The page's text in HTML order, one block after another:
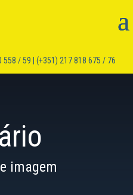
558 / 59 | (+351) 217 818 675 / 76
imagem